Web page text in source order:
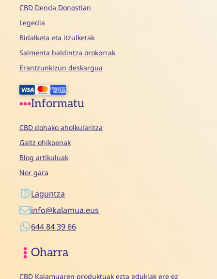
CBD Denda Donostian
Legedia
Bidalketa eta itzulketak
Salmenta baldintza orokorrak
Erantzunkizun deskargua
Informatu
CBD dohako aholkularitza
Gaitz ohikoenak
Blog artikuluak
Nor gara
Laguntza
info@kalamua.eus
644 84 39 66
Oharra
CBD Kalamuaren produktuak ezta edukiak ere ez